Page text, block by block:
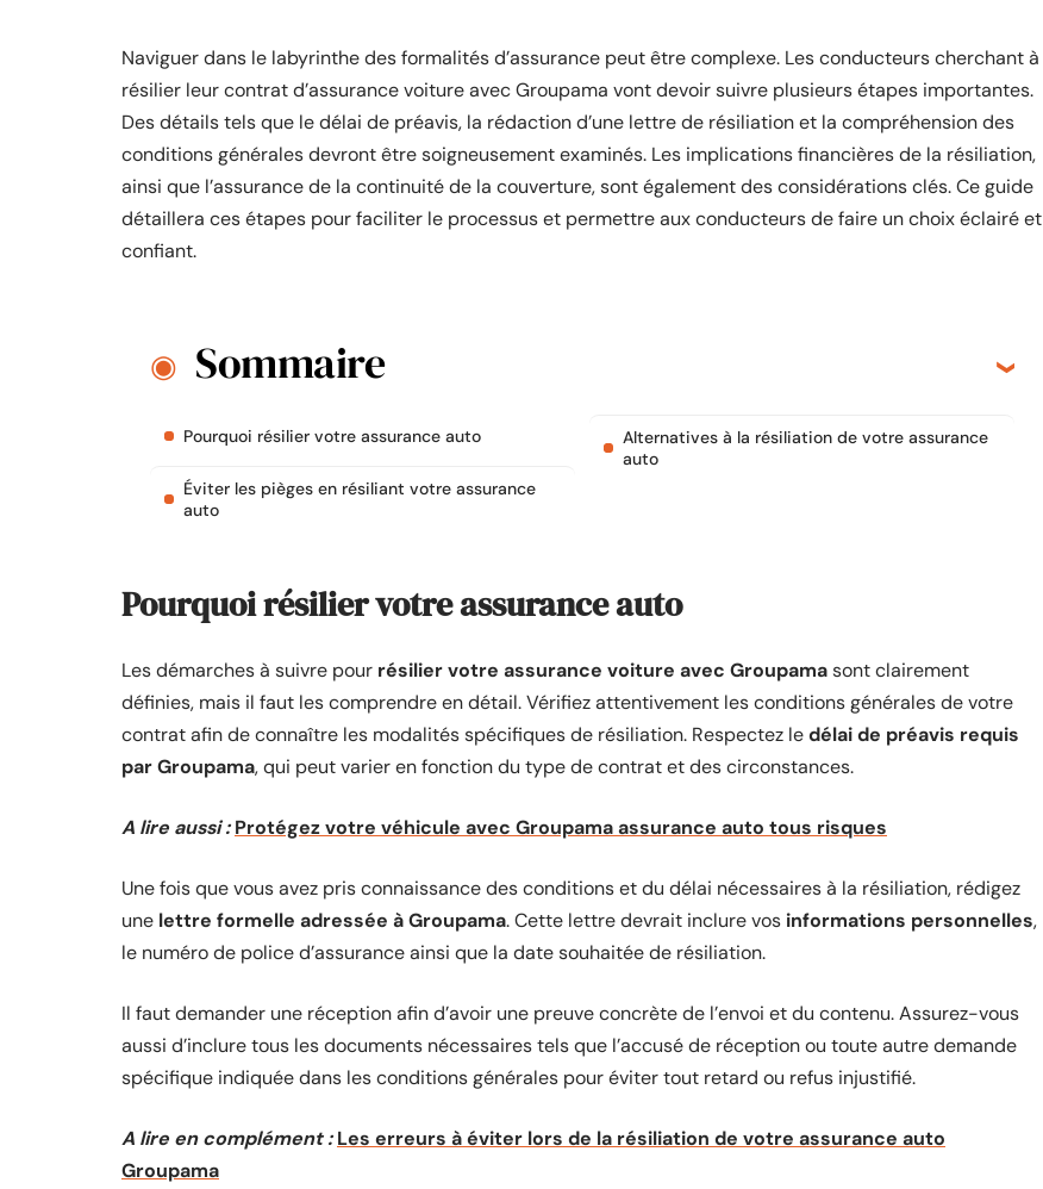
Naviguer dans le labyrinthe des formalités d’assurance peut être complexe. Les conducteurs cherchant à
résilier leur contrat d’assurance voiture avec Groupama vont devoir suivre plusieurs étapes importantes.
Des détails tels que le délai de préavis, la rédaction d’une lettre de résiliation et la compréhension des
conditions générales devront être soigneusement examinés. Les implications financières de la résiliation,
ainsi que l’assurance de la continuité de la couverture, sont également des considérations clés. Ce guide
détaillera ces étapes pour faciliter le processus et permettre aux conducteurs de faire un choix éclairé et
confiant.
Sommaire
Pourquoi résilier votre assurance auto
Éviter les pièges en résiliant votre assurance
auto
Alternatives à la résiliation de votre assurance
auto
Pourquoi résilier votre assurance auto
Les démarches à suivre pour résilier votre assurance voiture avec Groupamasont clairement
définies, mais il faut les comprendre en détail. Vérifiez attentivement les conditions générales de votre
contrat afin de connaître les modalités spécifiques de résiliation. Respectez ledélai de préavis requis
par Groupama, qui peut varier en fonction du type de contrat et des circonstances.
A lire aussi : Protégez votre véhicule avec Groupama assurance auto tous risques
Une fois que vous avez pris connaissance des conditions et du délai nécessaires à la résiliation, rédigez
une lettre formelle adressée à Groupama. Cette lettre devrait inclure vos informations personnelles,
le numéro de police d’assurance ainsi que la date souhaitée de résiliation.
Il faut demander une réception afin d’avoir une preuve concrète de l’envoi et du contenu. Assurez-vous
aussi d’inclure tous les documents nécessaires tels que l’accusé de réception ou toute autre demande
spécifique indiquée dans les conditions générales pour éviter tout retard ou refus injustifié.
A lire en complément : Les erreurs à éviter lors de la résiliation de votre assurance auto
Groupama